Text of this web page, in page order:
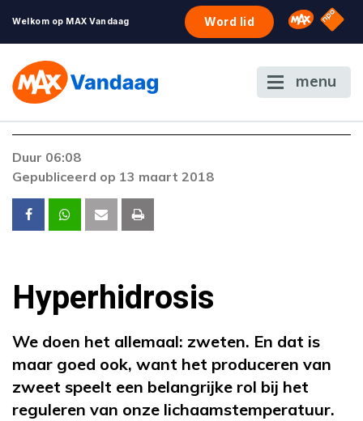
Welkom op MAX Vandaag Word lid Omroep
NPO
menu
De gewenste stream is op dit moment niet
voordoen, neem dan contact op met onze
klantenservice.
Duur 06:08
Gepubliceerd op 13 maart 2018
Hyperhidrosis
We doen het allemaal: zweten. En dat is
maar goed ook, want het produceren van
zweet speelt een belangrijke rol bij het
reguleren van onze lichaamstemperatuur.